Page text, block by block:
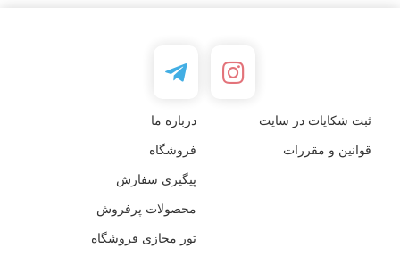
ثبت شکایات در سایت درباره ما
قوانین و مقررات فروشگاه
پیگیری سفارش
محصولات پرفروش
تور مجازی فروشگاه